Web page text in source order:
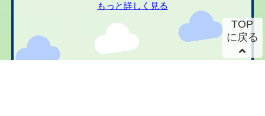
もっと詳しく見る
TOP
に戻る